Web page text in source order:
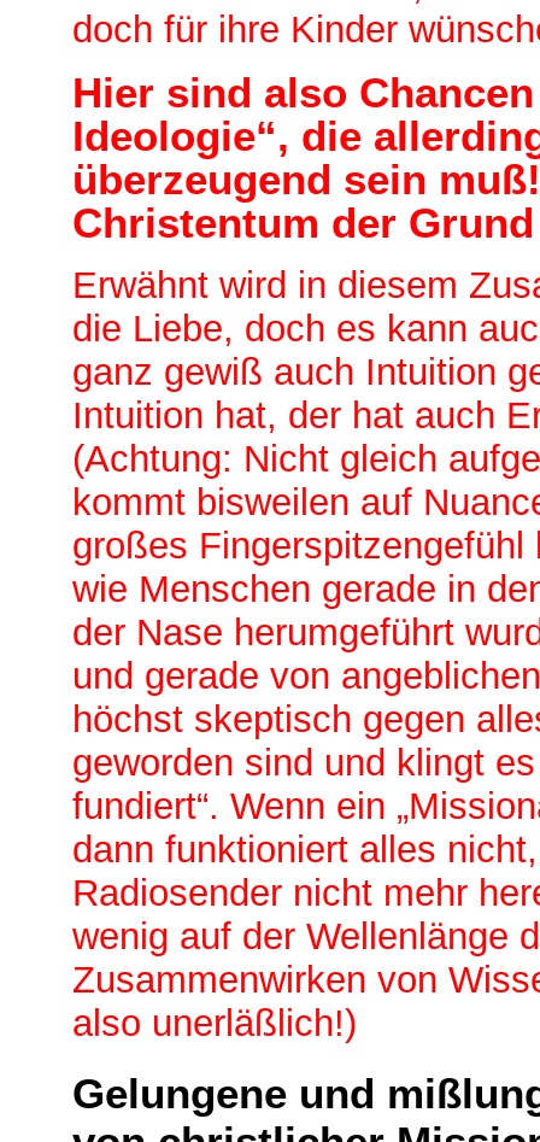
doch für ihre Kinder
Hier sind also
Ideologie“, die
überzeugend sein
Christentum der
Erwähnt wird in diesem
die Liebe, doch es kann
ganz gewiß auch Intuition
Intuition hat, der hat auch
(Achtung: Nicht gleich
kommt bisweilen auf
großes
wie Menschen gerade in
der Nase herumgeführt
und gerade von
höchst skeptisch gegen
geworden sind und klingt
fundiert“. Wenn ein
dann funktioniert alles
Radiosender nicht mehr
wenig auf der Wellenlänge
Zusammenwirken von
also unerläßlich!)
Gelungene und